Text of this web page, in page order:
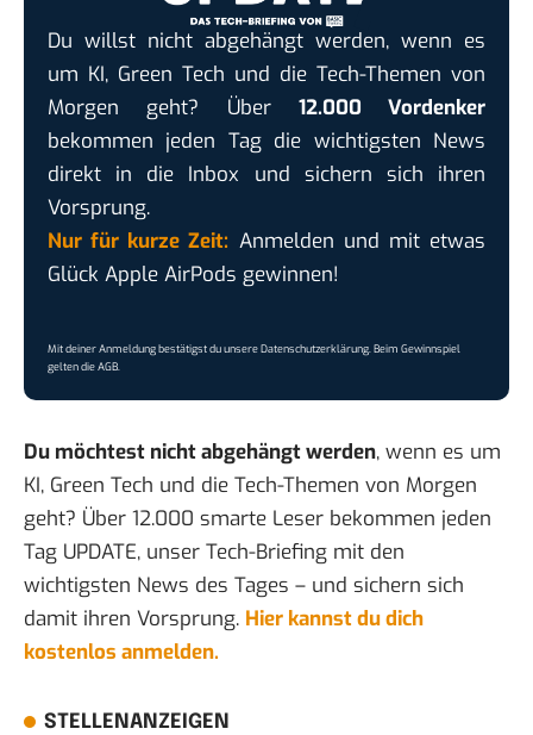
Du willst nicht abgehängt werden, wenn es
um KI, Green Tech und die Tech-Themen von
Morgen geht? Über 12.000 Vordenker
bekommen jeden Tag die wichtigsten News
direkt in die Inbox und sichern sich ihren
Vorsprung.
Nur für kurze Zeit: Anmelden und mit etwas
Glück Apple AirPods gewinnen!
Mit deiner Anmeldung bestätigst du unsereDatenschutzerklärung. Beim Gewinnspiel
gelten dieAGB.
Du möchtest nicht abgehängt werden, wenn es um
KI, Green Tech und die Tech-Themen von Morgen
geht? Über 12.000 smarte Leser bekommen jeden
Tag UPDATE, unser Tech-Briefing mit den
wichtigsten News des Tages – und sichern sich
damit ihren Vorsprung. Hier kannst du dich
kostenlos anmelden.
STELLENANZEIGEN